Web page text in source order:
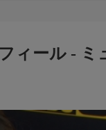
ィール - ミ